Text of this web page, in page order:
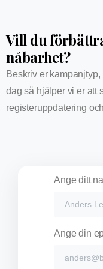
Vill du
nåbarhet?
Beskriv er
dag så hjälper vi er att
registeruppdatering
Ange ditt
Ange din